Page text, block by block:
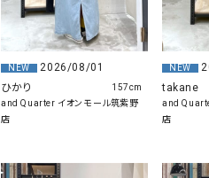
blue willow（ブルーウィロー）
CUBE SUGAR（キューブシュガー）
CONVERSE ALL STAR（コンバース
Deck（ディック）
NEW
2026/08/01
ひかり
and Quarter イオンモール筑紫野
店
157cm
NEW
takane
and
店